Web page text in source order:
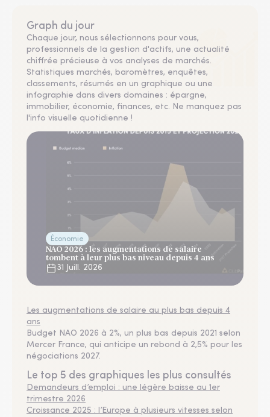
Graph du jour
Chaque jour, nous sélectionnons pour vous,
professionnels de la gestion d'actifs, une actualité
chiffrée précieuse à vos analyses de marchés.
Statistiques marchés, baromètres, enquêtes,
classements, résumés en un graphique ou une
infographie dans divers domaines : épargne,
immobilier, économie, finances, etc. Ne manquez pas
l'info visuelle quotidienne !
Économie
NAO 2026 : les augmentations de salaire
tombent à leur plus bas niveau depuis 4 ans
31 Juill. 2026
Les augmentations de salaire au plus bas depuis 4
ans
Budget NAO 2026 à 2%, un plus bas depuis 2021 selon
Mercer France, qui anticipe un rebond à 2,5% pour les
négociations 2027.
Le top 5 des graphiques les plus consultés
Demandeurs d’emploi : une légère baisse au 1er
trimestre 2026
Croissance 2025 : l’Europe à plusieurs vitesses selon